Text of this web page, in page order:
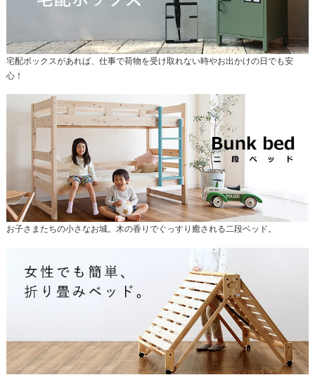
宅配ボックスがあれば、仕事で荷物を受け取れない時やお出かけの日でも安
心！
お子さまたちの小さなお城。木の香りでぐっすり癒される二段ベッド。